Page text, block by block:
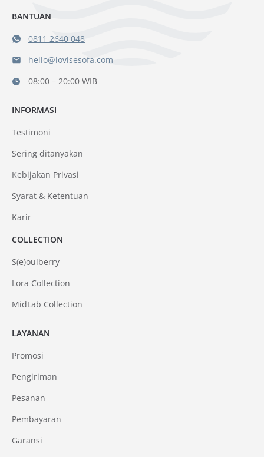
BANTUAN
0811 2640 048
hello@lovisesofa.com
08:00 – 20:00 WIB
LAYANAN
Promosi
Pengiriman
Pesanan
Pembayaran
Garansi
INFORMASI
Testimoni
Sering ditanyakan
Kebijakan Privasi
Syarat & Ketentuan
Karir
COLLECTION
S(e)oulberry
Lora Collection
MidLab Collection